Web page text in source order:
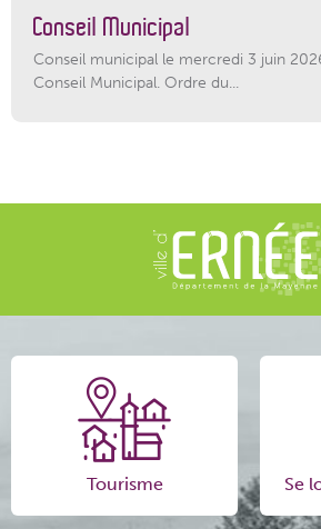
Conseil Municipal
Conseil municipal le mercredi 3 juin
Conseil Municipal. Ordre du...
Tourisme Se